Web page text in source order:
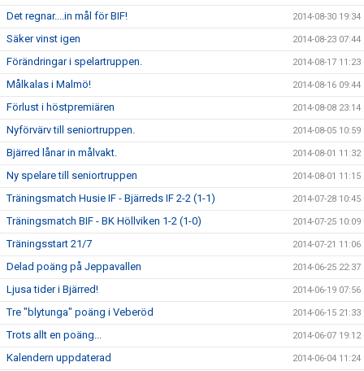
Det regnar....in mål för BIF! 2014-08-30 19:34
Säker vinst igen 2014-08-23 07:44
Förändringar i spelartruppen. 2014-08-17 11:23
Målkalas i Malmö! 2014-08-16 09:44
Förlust i höstpremiären 2014-08-08 23:14
Nyförvärv till seniortruppen. 2014-08-05 10:59
Bjärred lånar in målvakt. 2014-08-01 11:32
Ny spelare till seniortruppen 2014-08-01 11:15
Träningsmatch Husie IF - Bjärreds IF 2-2 (1-1) 2014-07-28 10:45
Träningsmatch BIF - BK Höllviken 1-2 (1-0) 2014-07-25 10:09
Träningsstart 21/7 2014-07-21 11:06
Delad poäng på Jeppavallen 2014-06-25 22:37
Ljusa tider i Bjärred! 2014-06-19 07:56
Tre "blytunga" poäng i Veberöd 2014-06-15 21:33
Trots allt en poäng... 2014-06-07 19:12
Kalendern uppdaterad 2014-06-04 11:24